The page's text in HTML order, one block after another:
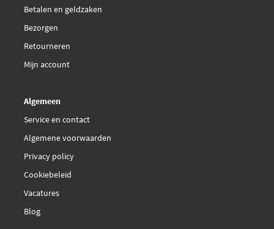
Betalen en geldzaken
Bezorgen
Retourneren
Mijn account
Algemeen
Service en contact
Algemene voorwaarden
Privacy policy
Cookiebeleid
Vacatures
Blog